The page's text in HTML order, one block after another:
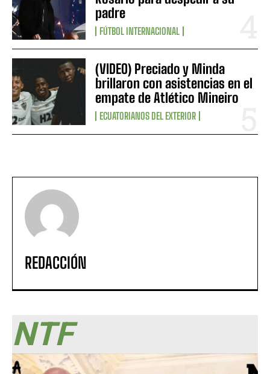
padre
FÚTBOL INTERNACIONAL
(VIDEO) Preciado y Minda
brillaron con asistencias en el
empate de Atlético Mineiro
ECUATORIANOS DEL EXTERIOR
REDACCIÓN
NTF